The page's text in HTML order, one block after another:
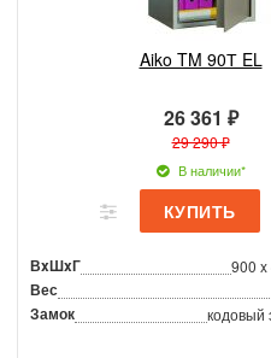
Aiko TM 90Т EL
26 361 ₽
29 290 ₽
В наличии*
ВxШxГ 900
Вес
Замок кодовый